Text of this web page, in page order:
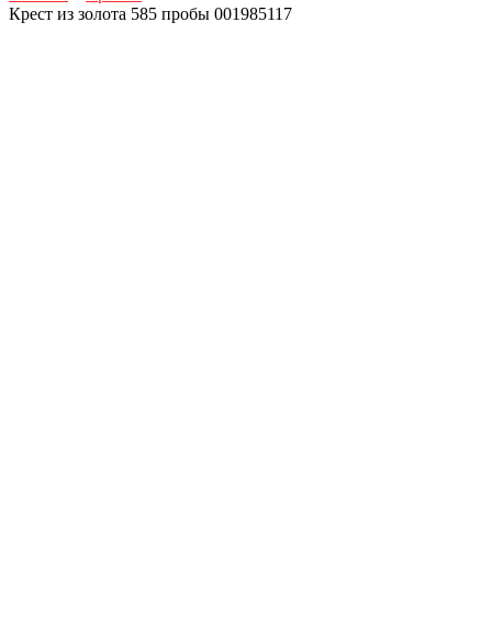
Крест из золота 585 пробы 001985117